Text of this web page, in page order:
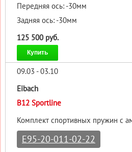
Передняя ось: -30мм
Задняя ось: -30мм
125 500 руб.
Купить
09.03 - 03.10
Eibach
B12 Sportline
Комплект спортивных пружин с
E95-20-011-02-22